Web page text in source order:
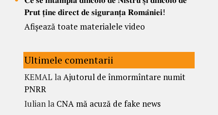
𝐏𝐫𝐮𝐭 𝐭̦𝐢𝐧𝐞 𝐝𝐢𝐫𝐞𝐜𝐭 𝐝𝐞 𝐬𝐢𝐠𝐮𝐫𝐚𝐧𝐭̦𝐚 𝐑𝐨𝐦𝐚̂𝐧𝐢𝐞𝐢!
Afișează toate materialele video
Ultimele comentarii
KEMAL laAjutorul de înmormîntare numit
PNRR
Iulianla CNA mă acuză de fake news